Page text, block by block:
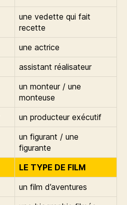
une vedette qui fait
recette
une actrice
assistant réalisateur
un monteur / une
monteuse
un producteur exécutif
un figurant / une
figurante
LE TYPE DE FILM
un film d’aventures